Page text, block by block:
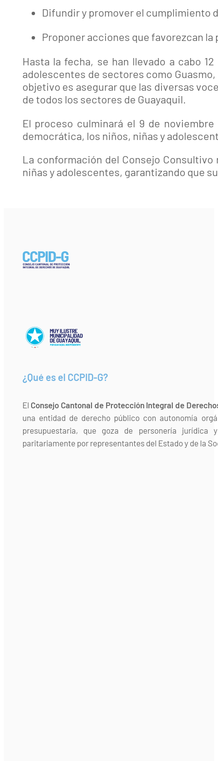
Difundir y promover el cumplimiento
Proponer acciones que favorezcan
Hasta la fecha, se han llevado a cabo
adolescentes de sectores como
objetivo es asegurar que las diversas
de todos los sectores de Guayaquil.
El proceso culminará el 9 de
democrática, los niños, niñas y
La conformación del Consejo
niñas y adolescentes, garantizando que
¿Qué es el CCPID-G?
El Consejo Cantonal de Protección Integral de
una entidad de derecho público con autonomía
presupuestaria, que goza de personería jurídica
paritariamente por representantes del Estado y de la